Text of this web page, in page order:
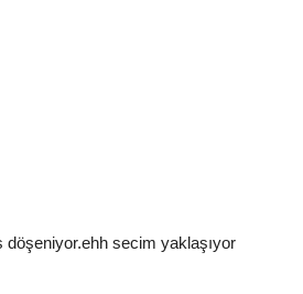
döşeniyor.ehh secim yaklaşıyor